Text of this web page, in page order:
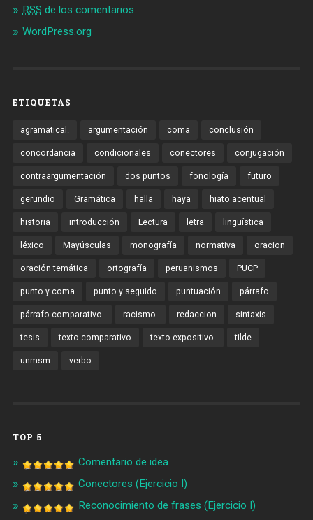
RSS de los comentarios
WordPress.org
ETIQUETAS
agramatical. argumentación coma conclusión
concordancia condicionales conectores conjugación
contraargumentación dos puntos fonología futuro
gerundio Gramática halla haya hiato acentual
historia introducción Lectura letra lingüística
léxico Mayúsculas monografía normativa oracion
oración temática ortografía peruanismos PUCP
punto y coma punto y seguido puntuación párrafo
párrafo comparativo. racismo. redaccion sintaxis
tesis texto comparativo texto expositivo. tilde
unmsm verbo
TOP 5
Comentario de idea
Conectores (Ejercicio I)
Reconocimiento de frases (Ejercicio I)